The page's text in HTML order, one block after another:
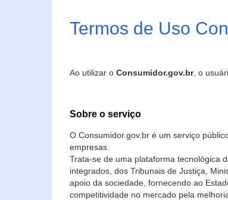
Termos de Uso
Ao utilizar o Consumidor.gov.br, o
Sobre o serviço
O Consumidor.gov.br é um serviço
empresas.
Trata-se de uma plataforma tecnológica
integrados, dos Tribunais de Justiça,
apoio da sociedade, fornecendo ao
competitividade no mercado pela